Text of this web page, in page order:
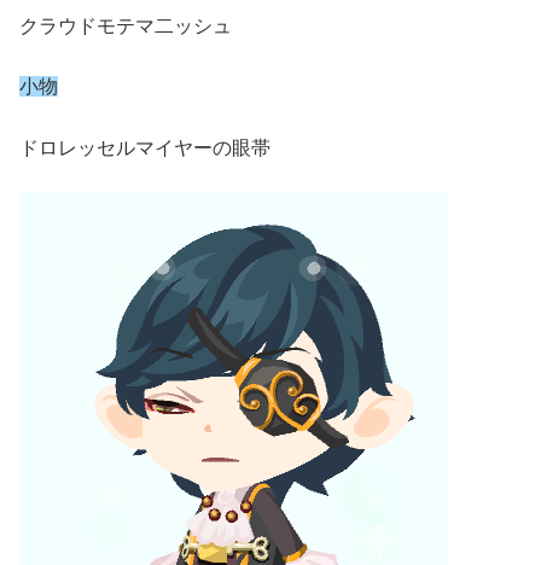
クラウドモテマ二ッシュ
小物
ドロレッセルマイヤーの眼帯